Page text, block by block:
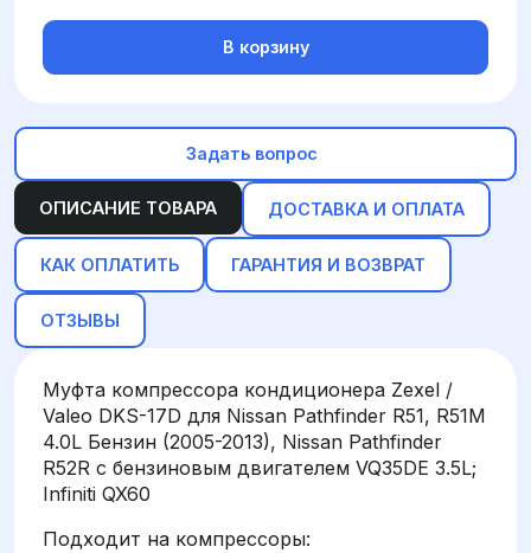
ОПИСАНИЕ ТОВАРА ДОСТАВКА И ОПЛАТА
КАК ОПЛАТИТЬ ГАРАНТИЯ И ВОЗВРАТ
ОТЗЫВЫ
Муфта компрессора кондиционера Zexel /
Valeo DKS-17D для Nissan Pathfinder R51, R51M
4.0L Бензин (2005-2013), Nissan Pathfinder
R52R с бензиновым двигателем VQ35DE 3.5L;
Infiniti QX60
Подходит на компрессоры:
В корзину
Задать вопрос